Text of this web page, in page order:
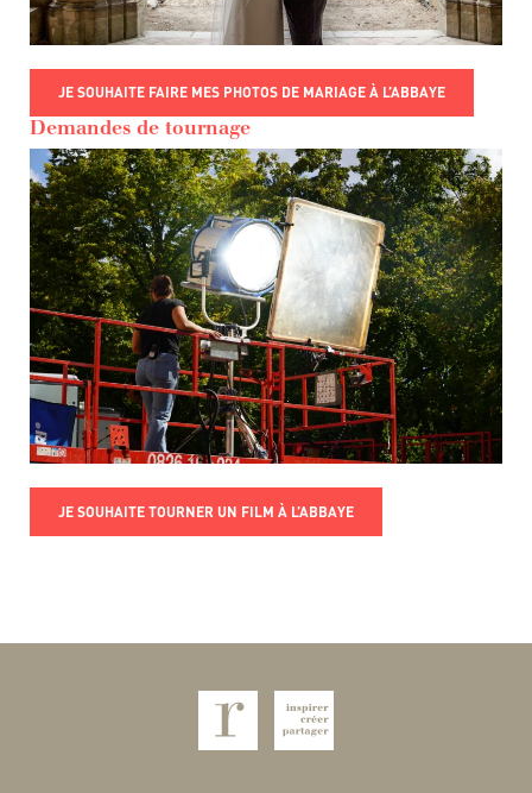
JE SOUHAITE FAIRE MES PHOTOS DE MARIAGE À L’ABBAYE
Demandes de tournage
JE SOUHAITE TOURNER UN FILM À L’ABBAYE